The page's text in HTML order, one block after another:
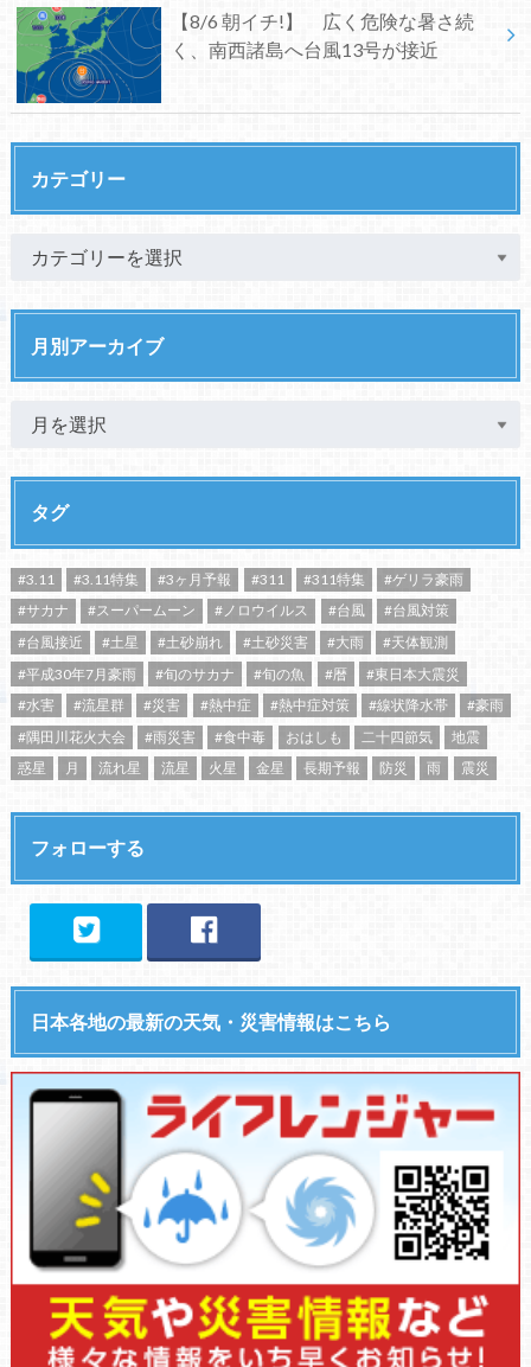
【8/6 朝イチ!】 広く危険な暑さ続
く、南西諸島へ台風13号が接近
カテゴリー
月別アーカイブ
タグ
#3.11 #3.11特集 #3ヶ月予報 #311 #311特集
#ゲリラ豪雨
#サカナ
#スーパームーン #ノロウイルス #台風
#台風対策
#台風接近
#土星 #土砂崩れ #土砂災害 #大雨
#天体観測
#平成30年7月豪雨
#旬のサカナ #旬の魚 #暦
#東日本大震災
#水害
#流星群 #災害 #熱中症 #熱中症対策 #線状降水帯
#豪雨
#隅田川花火大会
#雨災害 #食中毒 おはしも 二十四節気
地震
惑星
月 流れ星 流星 火星 金星 長期予報 防災 雨 震災
フォローする
日本各地の最新の天気・災害情報はこちら